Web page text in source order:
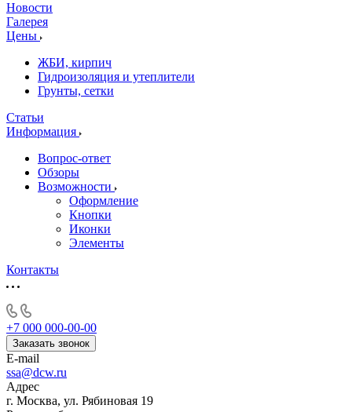
Новости
Галерея
Цены
ЖБИ, кирпич
Гидроизоляция и утеплители
Грунты, сетки
Статьи
Информация
Вопрос-ответ
Обзоры
Возможности
Оформление
Кнопки
Иконки
Элементы
Контакты
+7 000 000-00-00
Заказать звонок
E-mail
ssa@dcw.ru
Адрес
г. Москва, ул. Рябиновая 19